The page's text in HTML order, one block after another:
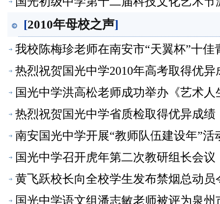
[2010年母校之声]
我校陈梅珍老师在南安市“天翼杯”十
热烈祝贺国光中学2010年高考取得优
国光中学洪高松老师成功举办《艺术
声】
热烈祝贺国光中学省质检取得优异成绩
南安国光中学开展“教师队伍建设年”
国光中学召开虎年第二次教研组长会议
黄飞跃校长向全校学生发布禁烟总动员
国光中学语文组潘志敏老师被评为泉